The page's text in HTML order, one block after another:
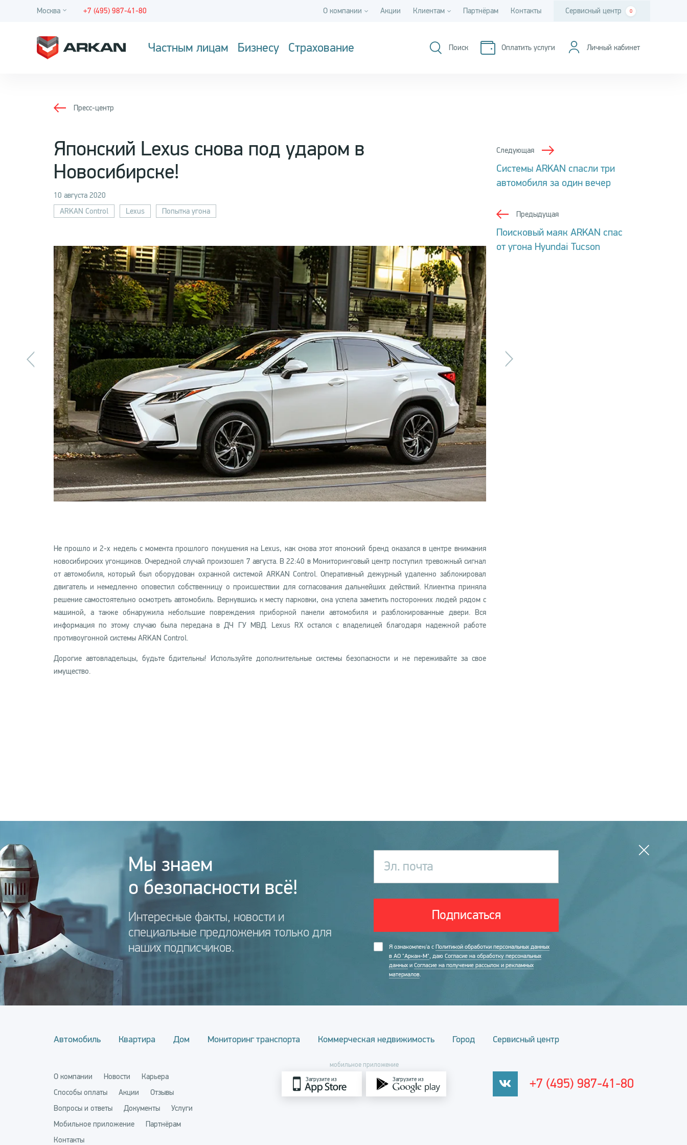
Москва +7 (495) 987-41-80 О компании Акции Клиентам Партнёрам Контакты Сервисный центр 0
Частным лицам Бизнесу Страхование Поиск Оплатить услуги Личный кабинет
Пресс-центр
Японский Lexus снова под ударом в
Новосибирске!
10 августа 2020
ARKAN Control
Lexus Попытка угона
Не прошло и 2-х недель с момента прошлого покушения на Lexus, как снова этот японский бренд оказался в центре внимания
новосибирских угонщиков. Очередной случай произошел 7 августа. В 22:40 в Мониторинговый центр поступил тревожный сигнал
от автомобиля, который был оборудован охранной системой ARKAN Control. Оперативный дежурный удаленно заблокировал
двигатель и немедленно оповестил собственницу о происшествии для согласования дальнейших действий. Клиентка приняла
решение самостоятельно осмотреть автомобиль. Вернувшись к месту парковки, она успела заметить посторонних людей рядом с
машиной, а также обнаружила небольшие повреждения приборной панели автомобиля и разблокированные двери. Вся
информация по этому случаю была передана в ДЧ ГУ МВД. Lexus RХ остался с владелицей благодаря надежной работе
противоугонной системы ARKAN Control.
Дорогие автовладельцы, будьте бдительны! Используйте дополнительные системы безопасности и не переживайте за свое
имущество.
Следующая
Системы ARKAN спасли три
автомобиля за один вечер
Предыдущая
Поисковый маяк ARKAN спас
от угона Hyundai Tucson
Мы знаем
о безопасности всё!
Интересные факты, новости и
специальные предложения только для
наших подписчиков.
Эл. почта
Подписаться
Я ознакомлен/а с Политикой обработки персональных данных
в АО "Аркан-М", даю Согласие на обработку персональных
данных и Согласие на получение рассылок и рекламных
материалов.
Автомобиль Квартира Дом Мониторинг транспорта Коммерческая недвижимость Город Сервисный центр
О компании Новости
Карьера
Способы оплаты
Акции
Отзывы
Вопросы и ответы
Документы
Услуги
Мобильное приложение
Партнёрам
Контакты
мобильное приложение
Загрузите из Загрузите из +7 (495) 987-41-80